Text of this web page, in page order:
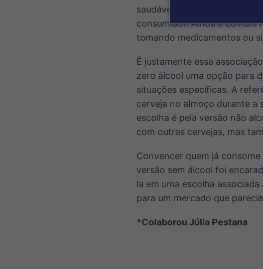
saudáveis. O maior
consumidor. Ainda é comum
tomando medicamentos ou
É justamente essa
zero álcool uma opção para
situações específicas. A
cerveja no almoço durante a
escolha é pela versão não
com outras cervejas, mas
Convencer quem já
versão sem álcool foi
la em uma escolha
para um mercado que
*Colaborou Júlia Pestana